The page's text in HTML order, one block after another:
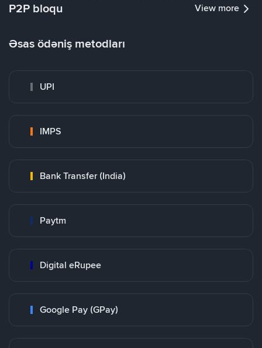
P2P bloqu View more
Əsas ödəniş metodları
UPI
IMPS
Bank Transfer (India)
Paytm
Digital eRupee
Google Pay (GPay)